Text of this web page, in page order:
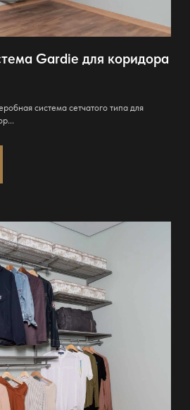
Gardie для коридора
система сетчатого типа для